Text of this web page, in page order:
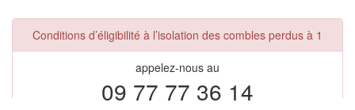
Conditions d’éligibilité à l’isolation des combles perdus à 1
appelez-nous au
09 77 77 36 14